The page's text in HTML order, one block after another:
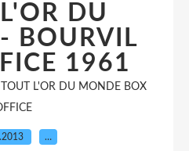
DU
BOURVIL
1961
TOUT L'OR DU MONDE BOX
…